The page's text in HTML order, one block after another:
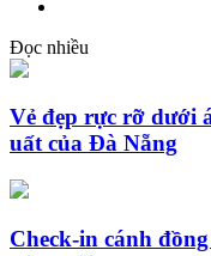
Đọc nhiều
Vẻ đẹp rực rỡ dưới
uất của Đà Nẵng
Check-in cánh